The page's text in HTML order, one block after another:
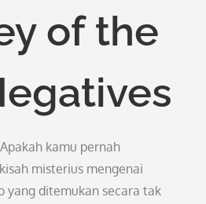
of the
kamu pernah
misterius mengenai
yang ditemukan secara tak